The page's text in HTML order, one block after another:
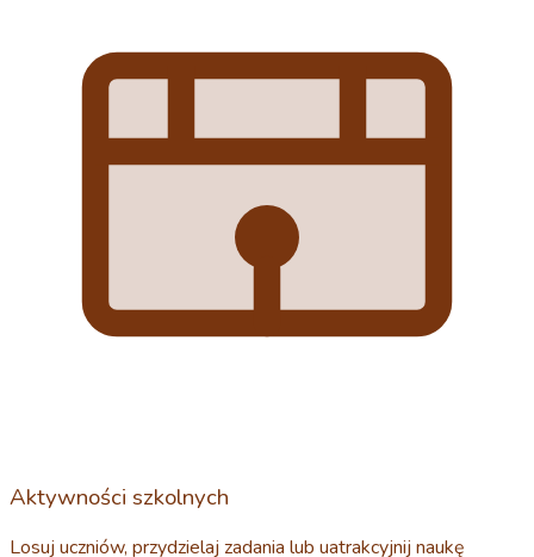
Aktywności szkolnych
Losuj uczniów, przydzielaj zadania lub uatrakcyjnij naukę